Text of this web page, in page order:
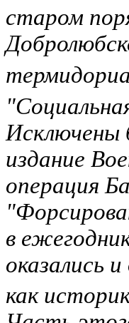
старом
Исключены
издание
операция
в
оказались
как